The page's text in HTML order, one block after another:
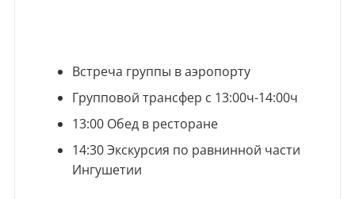
Встреча группы в аэропорту
Групповой трансфер с 13:00ч-14:00ч
13:00 Обед в ресторане
14:30 Экскурсия по равнинной части
Ингушетии